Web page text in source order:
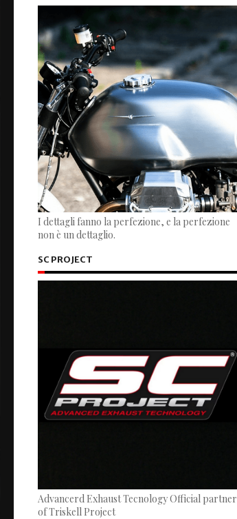
I dettagli fanno la perfezione, e la perfezione
non è un dettaglio.
SC PROJECT
Advancerd Exhaust Tecnology Official partner
of Triskell Project